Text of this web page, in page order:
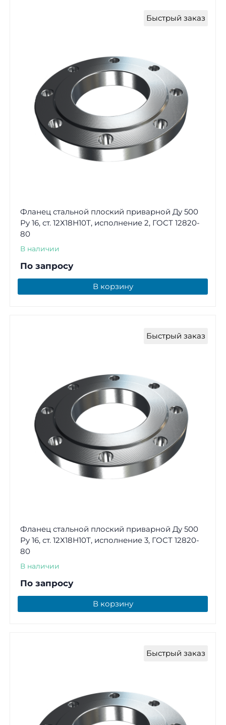
Быстрый заказ
Фланец стальной плоский приварной Ду 500
Ру 16, ст. 12Х18Н10Т, исполнение 2, ГОСТ 12820-
80
В наличии
По запросу
В корзину
Быстрый заказ
Фланец стальной плоский приварной Ду 500
Ру 16, ст. 12Х18Н10Т, исполнение 3, ГОСТ 12820-
80
В наличии
По запросу
В корзину
Быстрый заказ